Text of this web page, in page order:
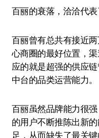
百丽的衰落，洽洽代表
百丽曾有总共有接近
心商圈的最好位置，
应的就是超强的供应
中台的品类运营能力。
百丽虽然品牌能力很
的用户不断推陈出新
足，从而缺失了最关键